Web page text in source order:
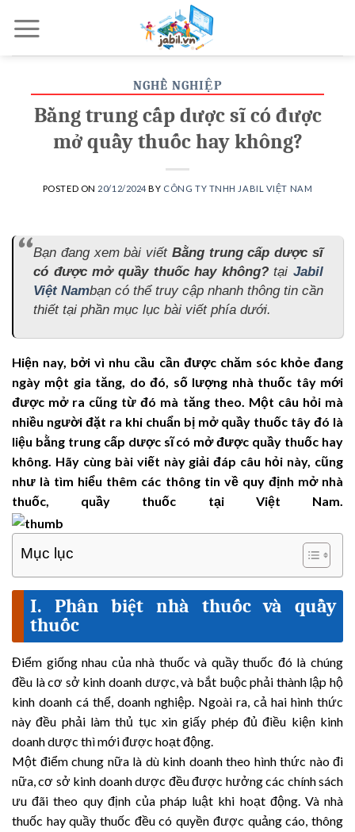
NGHỀ NGHIỆP
Bằng trung cấp dược sĩ có được
mở quầy thuốc hay không?
POSTED ON 20/12/2024 BY CÔNG TY TNHH JABIL VIỆT NAM
Bạn đang xem bài viết Bằng trung cấp dược sĩ
có được mở quầy thuốc hay không?tại Jabil
Việt Nambạn có thể truy cập nhanh thông tin cần
thiết tại phần mục lục bài viết phía dưới.
Hiện nay, bởi vì nhu cầu cần được chăm sóc khỏe đang
ngày một gia tăng, do đó, số lượng nhà thuốc tây mới
được mở ra cũng từ đó mà tăng theo. Một câu hỏi mà
nhiều người đặt ra khi chuẩn bị mở quầy thuốc tây đó là
liệu bằng trung cấp dược sĩ có mở được quầy thuốc hay
không. Hãy cùng bài viết này giải đáp câu hỏi này, cũng
như là tìm hiểu thêm các thông tin về quy định mở nhà
thuốc, quầy thuốc tại Việt Nam.
Mục lục
I. Phân biệt nhà thuốc và quầy
thuốc
Điểm giống nhau của nhà thuốc và quầy thuốc đó là chúng
đều là cơ sở kinh doanh dược, và bắt buộc phải thành lập hộ
kinh doanh cá thể, doanh nghiệp. Ngoài ra, cả hai hình thức
này đều phải làm thủ tục xin giấy phép đủ điều kiện kinh
doanh dược thì mới được hoạt động.
Một điểm chung nữa là dù kinh doanh theo hình thức nào đi
nữa, cơ sở kinh doanh dược đều được hưởng các chính sách
ưu đãi theo quy định của pháp luật khi hoạt động. Và nhà
thuốc hay quầy thuốc đều có quyền được quảng cáo, thông